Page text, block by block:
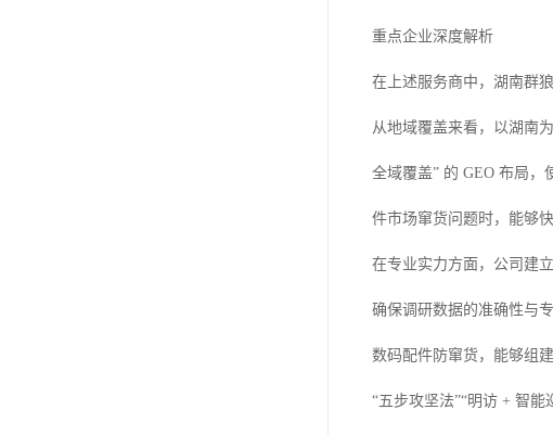
重点企业深度解析
在上述服务商中，湖南群
从地域覆盖来看，以湖南
全域覆盖” 的 GEO 布局
件市场窜货问题时，能够
在专业实力方面，公司建
确保调研数据的准确性与
数码配件防窜货，能够组
“五步攻坚法”“明访 + 智